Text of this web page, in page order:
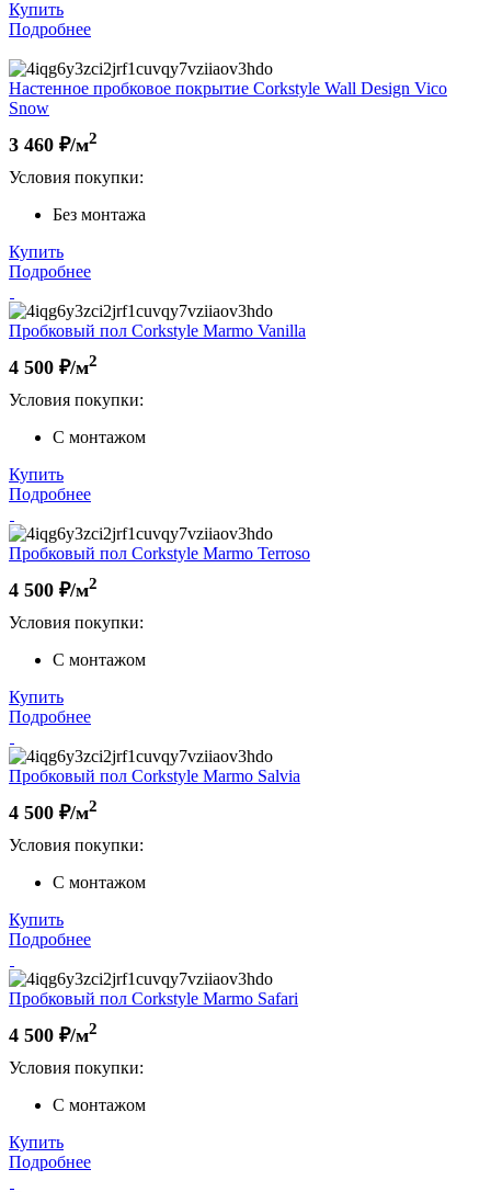
Купить
Подробнее
Настенное пробковое покрытие Corkstyle Wall Design Vico
Snow
3 460 ₽/м2
Условия покупки:
Без монтажа
Купить
Подробнее
Пробковый пол Corkstyle Marmo Vanilla
4 500 ₽/м2
Условия покупки:
С монтажом
Купить
Подробнее
Пробковый пол Corkstyle Marmo Terroso
4 500 ₽/м2
Условия покупки:
С монтажом
Купить
Подробнее
Пробковый пол Corkstyle Marmo Salvia
4 500 ₽/м2
Условия покупки:
С монтажом
Купить
Подробнее
Пробковый пол Corkstyle Marmo Safari
4 500 ₽/м2
Условия покупки:
С монтажом
Купить
Подробнее